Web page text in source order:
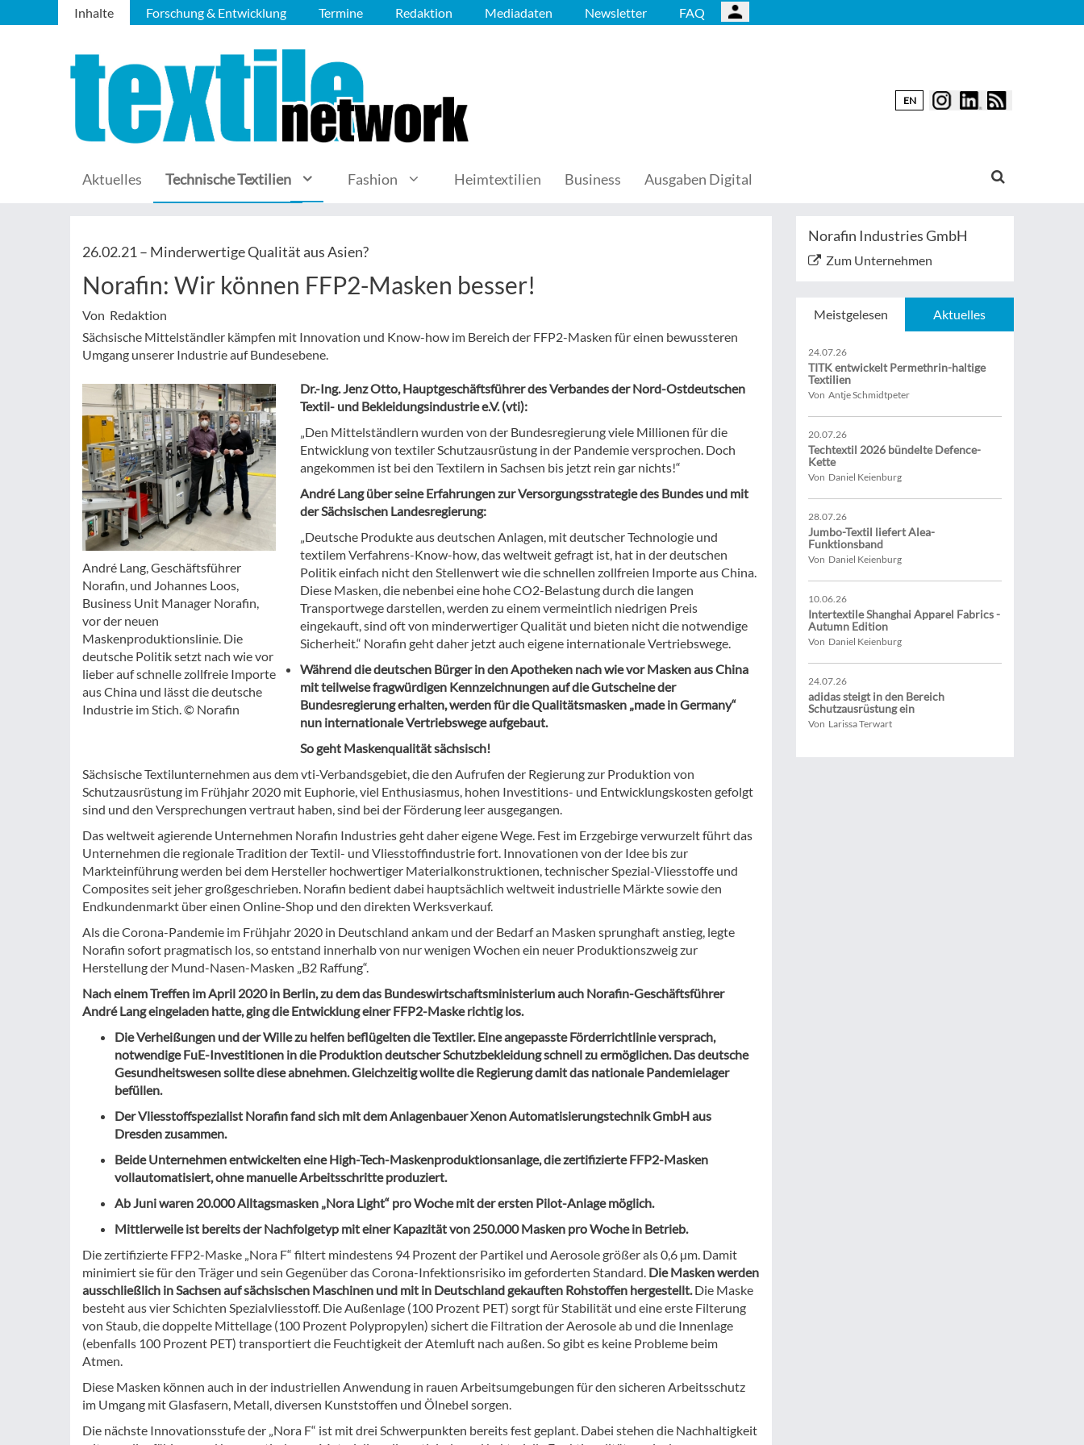
Inhalte Forschung & Entwicklung Termine Redaktion Mediadaten Newsletter FAQ
EN
Aktuelles Technische Textilien Fashion Heimtextilien Business Ausgaben Digital
26.02.21 – Minderwertige Qualität aus Asien?
Norafin: Wir können FFP2-Masken besser!
Von Redaktion
Sächsische Mittelständler kämpfen mit Innovation und Know-how im Bereich der FFP2-Masken für einen bewussteren
Umgang unserer Industrie auf Bundesebene.
André Lang, Geschäftsführer
Norafin, und Johannes Loos,
Business Unit Manager Norafin,
vor der neuen
Maskenproduktionslinie. Die
deutsche Politik setzt nach wie vor
lieber auf schnelle zollfreie Importe
aus China und lässt die deutsche
Industrie im Stich. © Norafin
Dr.-Ing. Jenz Otto, Hauptgeschäftsführer des Verbandes der Nord-Ostdeutschen
Textil- und Bekleidungsindustrie e.V. (vti):
„Den Mittelständlern wurden von der Bundesregierung viele Millionen für die
Entwicklung von textiler Schutzausrüstung in der Pandemie versprochen. Doch
angekommen ist bei den Textilern in Sachsen bis jetzt rein gar nichts!“
André Lang über seine Erfahrungen zur Versorgungsstrategie des Bundes und mit
der Sächsischen Landesregierung:
„Deutsche Produkte aus deutschen Anlagen, mit deutscher Technologie und
textilem Verfahrens-Know-how, das weltweit gefragt ist, hat in der deutschen
Politik einfach nicht den Stellenwert wie die schnellen zollfreien Importe aus China.
Diese Masken, die nebenbei eine hohe CO2-Belastung durch die langen
Transportwege darstellen, werden zu einem vermeintlich niedrigen Preis
eingekauft, sind oft von minderwertiger Qualität und bieten nicht die notwendige
Sicherheit.“ Norafin geht daher jetzt auch eigene internationale Vertriebswege.
Während die deutschen Bürger in den Apotheken nach wie vor Masken aus China
mit teilweise fragwürdigen Kennzeichnungen auf die Gutscheine der
Bundesregierung erhalten, werden für die Qualitätsmasken „made in Germany“
nun internationale Vertriebswege aufgebaut.
So geht Maskenqualität sächsisch!
Sächsische Textilunternehmen aus dem vti-Verbandsgebiet, die den Aufrufen der Regierung zur Produktion von
Schutzausrüstung im Frühjahr 2020 mit Euphorie, viel Enthusiasmus, hohen Investitions- und Entwicklungskosten gefolgt
sind und den Versprechungen vertraut haben, sind bei der Förderung leer ausgegangen.
Das weltweit agierende Unternehmen Norafin Industries geht daher eigene Wege. Fest im Erzgebirge verwurzelt führt das
Unternehmen die regionale Tradition der Textil- und Vliesstoffindustrie fort. Innovationen von der Idee bis zur
Markteinführung werden bei dem Hersteller hochwertiger Materialkonstruktionen, technischer Spezial-Vliesstoffe und
Composites seit jeher großgeschrieben. Norafin bedient dabei hauptsächlich weltweit industrielle Märkte sowie den
Endkundenmarkt über einen Online-Shop und den direkten Werksverkauf.
Als die Corona-Pandemie im Frühjahr 2020 in Deutschland ankam und der Bedarf an Masken sprunghaft anstieg, legte
Norafin sofort pragmatisch los, so entstand innerhalb von nur wenigen Wochen ein neuer Produktionszweig zur
Herstellung der Mund-Nasen-Masken „B2 Raffung“.
Nach einem Treffen im April 2020 in Berlin, zu dem das Bundeswirtschaftsministerium auch Norafin-Geschäftsführer
André Lang eingeladen hatte, ging die Entwicklung einer FFP2-Maske richtig los.
Die Verheißungen und der Wille zu helfen beflügelten die Textiler. Eine angepasste Förderrichtlinie versprach,
notwendige FuE-Investitionen in die Produktion deutscher Schutzbekleidung schnell zu ermöglichen. Das deutsche
Gesundheitswesen sollte diese abnehmen. Gleichzeitig wollte die Regierung damit das nationale Pandemielager
befüllen.
Der Vliesstoffspezialist Norafin fand sich mit dem Anlagenbauer Xenon Automatisierungstechnik GmbH aus
Dresden zusammen.
Beide Unternehmen entwickelten eine High-Tech-Maskenproduktionsanlage, die zertifizierte FFP2-Masken
vollautomatisiert, ohne manuelle Arbeitsschritte produziert.
Ab Juni waren 20.000 Alltagsmasken „Nora Light“ pro Woche mit der ersten Pilot-Anlage möglich.
Mittlerweile ist bereits der Nachfolgetyp mit einer Kapazität von 250.000 Masken pro Woche in Betrieb.
Die zertifizierte FFP2-Maske „Nora F“ filtert mindestens 94 Prozent der Partikel und Aerosole größer als 0,6 µm. Damit
minimiert sie für den Träger und sein Gegenüber das Corona-Infektionsrisiko im geforderten Standard. Die Masken werden
ausschließlich in Sachsen auf sächsischen Maschinen und mit in Deutschland gekauften Rohstoffen hergestellt.Die Maske
besteht aus vier Schichten Spezialvliesstoff. Die Außenlage (100 Prozent PET) sorgt für Stabilität und eine erste Filterung
von Staub, die doppelte Mittellage (100 Prozent Polypropylen) sichert die Filtration der Aerosole ab und die Innenlage
(ebenfalls 100 Prozent PET) transportiert die Feuchtigkeit der Atemluft nach außen. So gibt es keine Probleme beim
Atmen.
Diese Masken können auch in der industriellen Anwendung in rauen Arbeitsumgebungen für den sicheren Arbeitsschutz
im Umgang mit Glasfasern, Metall, diversen Kunststoffen und Ölnebel sorgen.
Die nächste Innovationsstufe der „Nora F“ ist mit drei Schwerpunkten bereits fest geplant. Dabei stehen die Nachhaltigkeit
Norafin Industries GmbH
Zum Unternehmen
Meistgelesen Aktuelles
24.07.26
TITK entwickelt Permethrin-haltige
Textilien
Von Antje Schmidtpeter
20.07.26
Techtextil 2026 bündelte Defence-
Kette
Von Daniel Keienburg
28.07.26
Jumbo-Textil liefert Alea-
Funktionsband
Von Daniel Keienburg
10.06.26
Intertextile Shanghai Apparel Fabrics -
Autumn Edition
Von Daniel Keienburg
24.07.26
adidas steigt in den Bereich
Schutzausrüstung ein
Von Larissa Terwart